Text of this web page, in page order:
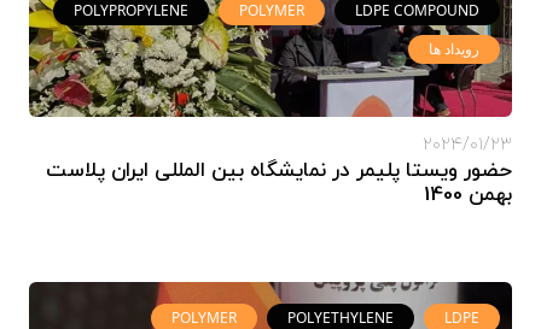
LDPE COMPOUND
POLYMER
POLYPROPYLENE
رویداد ها
2024/01/23
حضور ویستا پلیمر در نمایشگاه بین المللی ایران پلاست
بهمن 1400
LDPE
POLYETHYLENE
POLYMER